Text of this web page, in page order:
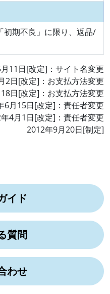
初期不良」に限り、返品/
11日[改定]：サイト名変更
2日[改定]：お支払方法変更
日[改定]：お支払方法変更
6月15日[改定]：責任者変更
4月1日[改定]：責任者変更
2012年9月20日[制定]
イド
質問
わせ